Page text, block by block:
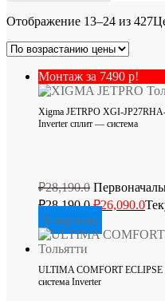
Отображение 13–24 из 427
Монтаж за 7490 р!
Xigma JETRPO XGI-
Inverter сплит — система
₽28,190.0
₽28,190.0.₽26,090.0
В корзину
ULTIMA COMFORT
система Inverter